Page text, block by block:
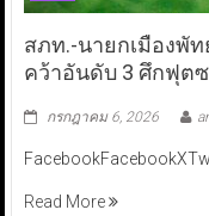
สภท.-นายกเมืองพั
คว้าอันดับ 3 ศึกฟุตซ
กรกฎาคม 6, 2026
Read More